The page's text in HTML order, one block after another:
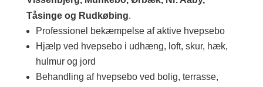
Tåsinge og Rudkøbing.
Professionel bekæmpelse af aktive hvepsebo
Hjælp ved hvepsebo i udhæng, loft, skur, hæk,
hulmur og jord
Behandling af hvepsebo ved bolig, terrasse,